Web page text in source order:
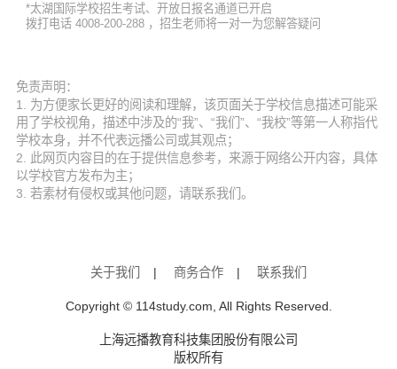
*太湖国际学校招生考试、开放日报名通道已开启
拨打电话 4008-200-288 ，招生老师将一对一为您解答疑问
免责声明：
1. 为方便家长更好的阅读和理解，该页面关于学校信息描述可能采
用了学校视角，描述中涉及的“我”、“我们”、“我校”等第一人称指代
学校本身，并不代表远播公司或其观点；
2. 此网页内容目的在于提供信息参考，来源于网络公开内容，具体
以学校官方发布为主；
3. 若素材有侵权或其他问题，请联系我们。
关于我们 | 商务合作 | 联系我们
Copyright © 114study.com, All Rights Reserved.
上海远播教育科技集团股份有限公司
版权所有